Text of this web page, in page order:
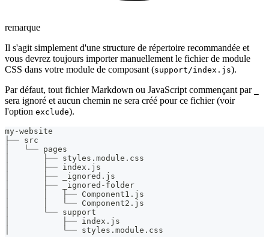
remarque
Il s'agit simplement d'une structure de répertoire recommandée et
vous devrez toujours importer manuellement le fichier de module
CSS dans votre module de composant (support/index.js).
Par défaut, tout fichier Markdown ou JavaScript commençant par
sera ignoré et aucun chemin ne sera créé pour ce fichier (voir
l'option exclude).
my-website
├── src
│   └── pages
│       ├── styles.module.css
│       ├── index.js
│       ├── _ignored.js
│       ├── _ignored-folder
│       │   ├── Component1.js
│       │   └── Component2.js
│       └── support
│           ├── index.js
│           └── styles.module.css